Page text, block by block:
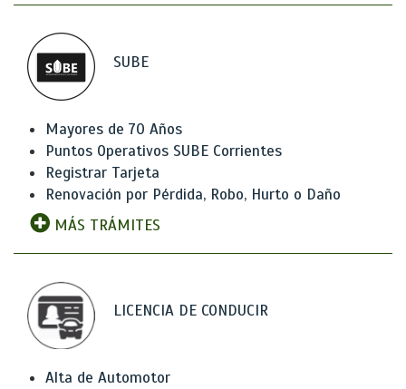
SUBE
Mayores de 70 Años
Puntos Operativos SUBE Corrientes
Registrar Tarjeta
Renovación por Pérdida, Robo, Hurto o Daño
MÁS TRÁMITES
LICENCIA DE CONDUCIR
Alta de Automotor